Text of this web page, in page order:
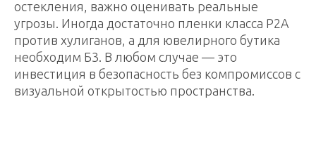
остекления, важно оценивать реальные
угрозы. Иногда достаточно пленки класса Р2А
против хулиганов, а для ювелирного бутика
необходим Б3. В любом случае — это
инвестиция в безопасность без компромиссов с
визуальной открытостью пространства.